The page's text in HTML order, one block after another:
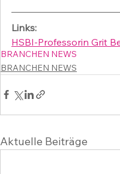
Links:
HSBI-Professorin Grit
BRANCHEN NEWS
BRANCHEN NEWS
Aktuelle Beiträge